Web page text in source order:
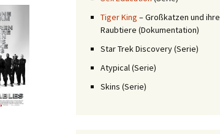
Tiger King – Großkatzen und ihre
Raubtiere (Dokumentation)
Star Trek Discovery (Serie)
Atypical (Serie)
Skins (Serie)